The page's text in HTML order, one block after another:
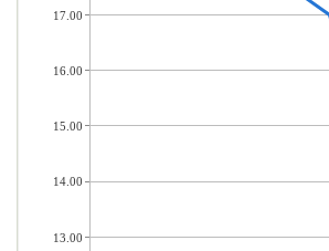
17.00
16.00
15.00
14.00
13.00